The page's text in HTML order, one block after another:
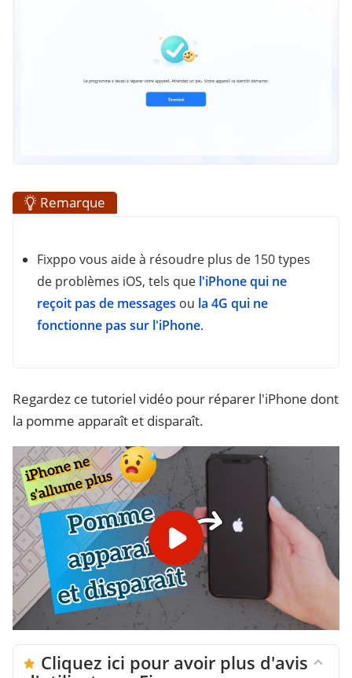
Remarque
Fixppo vous aide à résoudre plus de 150 types
de problèmes iOS, tels que l'iPhone qui ne
reçoit pas de messages ou la 4G qui ne
fonctionne pas sur l'iPhone.
Regardez ce tutoriel vidéo pour réparer l'iPhone dont
la pomme apparaît et disparaît.
Cliquez ici pour avoir plus d'avis